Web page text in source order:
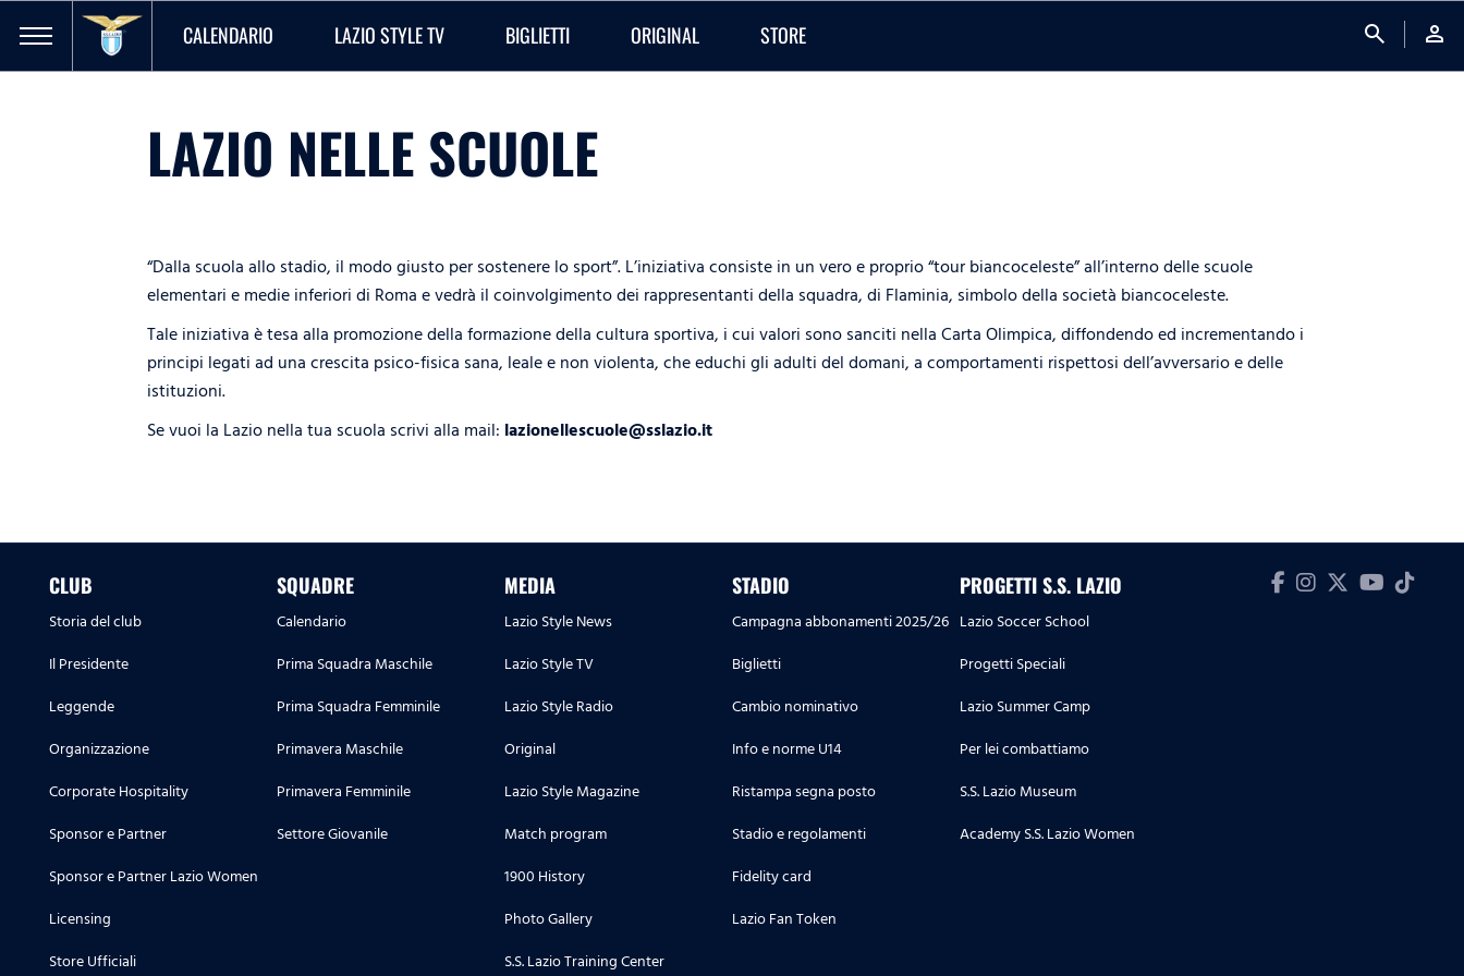
CALENDARIO LAZIO STYLE TV BIGLIETTI ORIGINAL STORE search person
LAZIO NELLE SCUOLE
“Dalla scuola allo stadio, il modo giusto per sostenere lo sport”. L’iniziativa consiste in un vero e proprio “tour biancoceleste” all’interno delle scuole
elementari e medie inferiori di Roma e vedrà il coinvolgimento dei rappresentanti della squadra, di Flaminia, simbolo della società biancoceleste.
Tale iniziativa è tesa alla promozione della formazione della cultura sportiva, i cui valori sono sanciti nella Carta Olimpica, diffondendo ed incrementando i
principi legati ad una crescita psico-fisica sana, leale e non violenta, che educhi gli adulti del domani, a comportamenti rispettosi dell’avversario e delle
istituzioni.
Se vuoi la Lazio nella tua scuola scrivi alla mail: lazionellescuole@sslazio.it
CLUB
Storia del club
Il Presidente
Leggende
Organizzazione
Corporate Hospitality
Sponsor e Partner
Sponsor e Partner Lazio Women
Licensing
Store Ufficiali
SQUADRE
Calendario
Prima Squadra Maschile
Prima Squadra Femminile
Primavera Maschile
Primavera Femminile
Settore Giovanile
MEDIA
Lazio Style News
Lazio Style TV
Lazio Style Radio
Original
Lazio Style Magazine
Match program
1900 History
Photo Gallery
S.S. Lazio Training Center
STADIO
Campagna abbonamenti 2025/26
Biglietti
Cambio nominativo
Info e norme U14
Ristampa segna posto
Stadio e regolamenti
Fidelity card
Lazio Fan Token
PROGETTI S.S. LAZIO
Lazio Soccer School
Progetti Speciali
Lazio Summer Camp
Per lei combattiamo
S.S. Lazio Museum
Academy S.S. Lazio Women